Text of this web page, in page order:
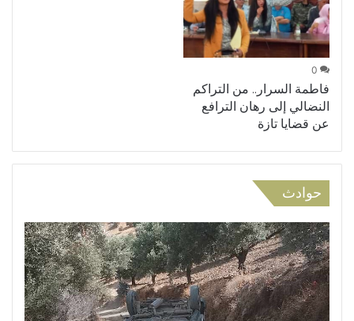
0
فاطمة السرار.. من التراكم
النضالي إلى رهان الترافع
عن قضايا تازة
حوادث